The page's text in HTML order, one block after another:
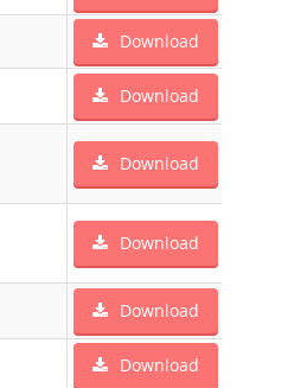
Download
Download
Download
Download
Download
Download